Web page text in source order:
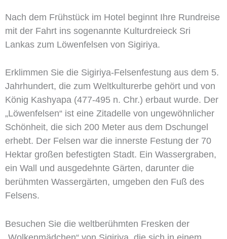
Nach dem Frühstück im Hotel beginnt Ihre Rundreise
mit der Fahrt ins sogenannte Kulturdreieck Sri
Lankas zum Löwenfelsen von Sigiriya.
Erklimmen Sie die Sigiriya-Felsenfestung aus dem 5.
Jahrhundert, die zum Weltkulturerbe gehört und von
König Kashyapa (477-495 n. Chr.) erbaut wurde. Der
„Löwenfelsen“ ist eine Zitadelle von ungewöhnlicher
Schönheit, die sich 200 Meter aus dem Dschungel
erhebt. Der Felsen war die innerste Festung der 70
Hektar großen befestigten Stadt. Ein Wassergraben,
ein Wall und ausgedehnte Gärten, darunter die
berühmten Wassergärten, umgeben den Fuß des
Felsens.
Besuchen Sie die weltberühmten Fresken der